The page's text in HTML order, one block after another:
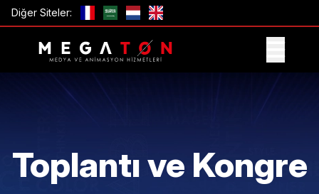
Diğer Siteler:
Toplantı ve Kongre